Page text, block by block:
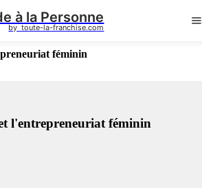
à la Personne
by  toute-la-franchise.com
féminin
l'entrepreneuriat féminin